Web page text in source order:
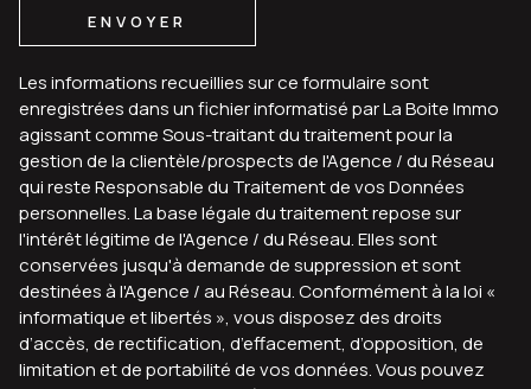
ENVOYER
Les informations recueillies sur ce formulaire sont
enregistrées dans un fichier informatisé par La Boite Immo
agissant comme Sous-traitant du traitement pour la
gestion de la clientèle/prospects de l'Agence / du Réseau
qui reste Responsable du Traitement de vos Données
personnelles. La base légale du traitement repose sur
l'intérêt légitime de l'Agence / du Réseau. Elles sont
conservées jusqu'à demande de suppression et sont
destinées à l'Agence / au Réseau. Conformément à la loi «
informatique et libertés », vous disposez des droits
d’accès, de rectification, d’effacement, d’opposition, de
limitation et de portabilité de vos données. Vous pouvez